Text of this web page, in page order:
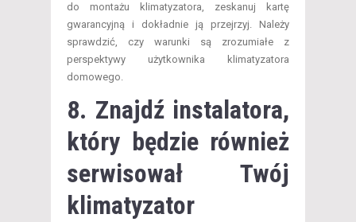
do montażu klimatyzatora, zeskanuj kartę
gwarancyjną i dokładnie ją przejrzyj. Należy
sprawdzić, czy warunki są zrozumiałe z
perspektywy użytkownika klimatyzatora
domowego.
8. Znajdź instalatora,
który będzie również
serwisował Twój
klimatyzator